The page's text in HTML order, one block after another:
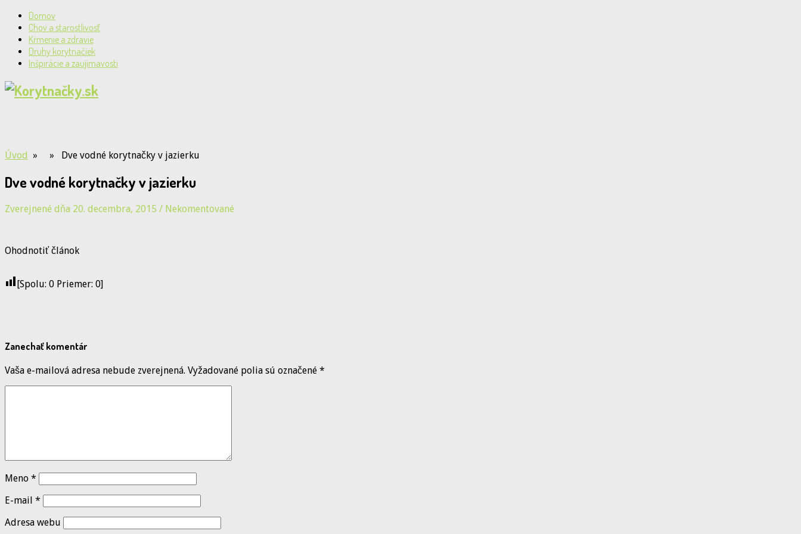
Domov
Chov a starostlivosť
Kŕmenie a zdravie
Druhy korytnačiek
Inšpirácie a zaujímavosti
Úvod » » Dve vodné korytnačky v jazierku
Dve vodné korytnačky v jazierku
Zverejnené dňa 20. decembra, 2015 / Nekomentované
Ohodnotiť článok
[Spolu: 0 Priemer: 0]
Zanechať komentár
Vaša e-mailová adresa nebude zverejnená. Vyžadované polia sú označené *
Meno *
E-mail *
Adresa webu